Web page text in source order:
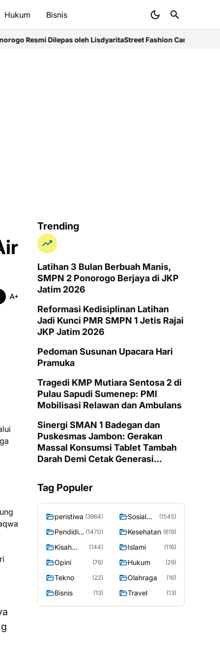
Hukum Bisnis
oleh LisdyaritaStreet Fashion Carnival 2026: Karya Unik SMK
Trending
Latihan 3 Bulan Berbuah Manis,
SMPN 2 Ponorogo Berjaya di JKP
Jatim 2026
Reformasi Kedisiplinan Latihan
Jadi Kunci PMR SMPN 1 Jetis Rajai
JKP Jatim 2026
Pedoman Susunan Upacara Hari
Pramuka
Tragedi KMP Mutiara Sentosa 2 di
Pulau Sapudi Sumenep: PMI
Mobilisasi Relawan dan Ambulans
Sinergi SMAN 1 Badegan dan
Puskesmas Jambon: Gerakan
Massal Konsumsi Tablet Tambah
Darah Demi Cetak Generasi
Anemia
Tag Populer
peristiwa (3964)
Sosial
(1545)
Pendidik (1470) Kesehatan (619)
Kisah
(144) Islami (116)
Opini (76) Hukum (29)
Tekno (22) Olahraga (16)
Bisnis (13) Travel (13)